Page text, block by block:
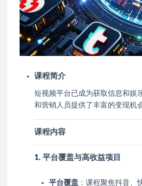
课程简介
短视频平台已成为获取信息和娱
和营销人员提供了丰富的变现机
课程内容
1. 平台覆盖与高收益项目
平台覆盖 ：课程聚焦抖音、